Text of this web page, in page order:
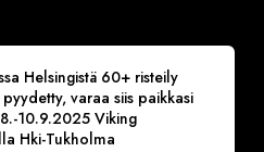
Helsingistä 60+ risteily
varaa siis paikkasi
10.9.2025 Viking
Hki-Tukholma